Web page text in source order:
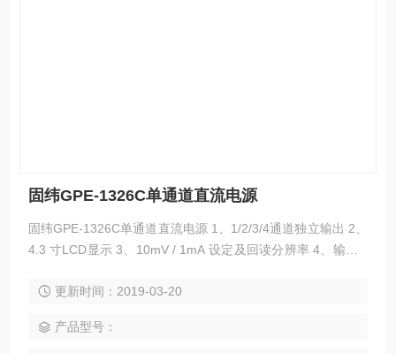
固纬GPE-1326C单通道直流电源
固纬GPE-1326C单通道直流电源 1、1/2/3/4通道独立输出 2、
4.3 寸LCD显示 3、10mV / 1mA 设定及回读分辨率 4、输出O
定及回读参数检视功能 7、具面板锁功能，串/并联操作模式
更新时间：2019-03-20
产品型号：